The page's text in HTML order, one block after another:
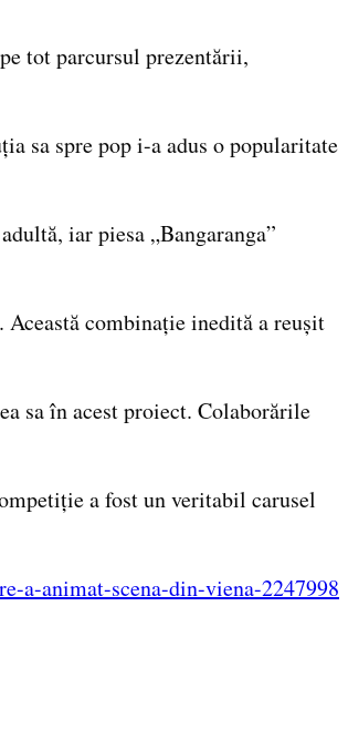
tot parcursul prezentării,
sa spre pop i-a adus o popularitate
iar piesa „Bangaranga”
combinație inedită a reușit
sa în acest proiect. Colaborările
a fost un veritabil carusel
a-animat-scena-din-viena-2247998